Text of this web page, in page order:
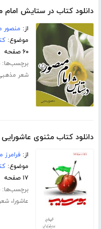
دانلود کتاب در ستایش
از: منصور
موضوع:
۶۰ صفحه
برچسب‌ها:
شعر
دانلود کتاب مثنوی
از:فرامرز
موضوع:
۱۷ صفحه
برچسب‌ها:
عاشورا،